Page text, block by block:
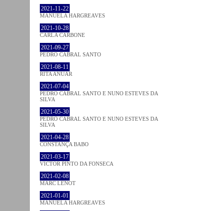
2021-11-22
MANUELA HARGREAVES
2021-10-28
CARLA CARBONE
2021-09-27
PEDRO CABRAL SANTO
2021-08-11
RITA ANUAR
2021-07-04
PEDRO CABRAL SANTO E NUNO ESTEVES DA
SILVA
2021-05-30
PEDRO CABRAL SANTO E NUNO ESTEVES DA
SILVA
2021-04-28
CONSTANÇA BABO
2021-03-17
VICTOR PINTO DA FONSECA
2021-02-08
MARC LENOT
2021-01-01
MANUELA HARGREAVES